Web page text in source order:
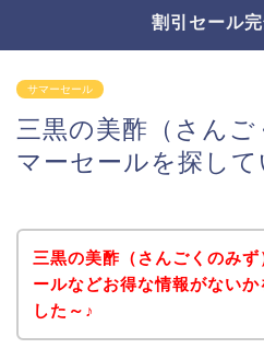
割引セール
サマーセール
三黒の美酢（さん
マーセールを探し
三黒の美酢（さんごくのみず
ールなどお得な情報がないか
した～♪